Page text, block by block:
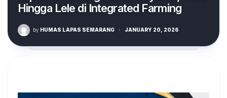
Hingga Lele di Integrated Farming
by HUMAS LAPAS SEMARANG · JANUARY 20, 2026